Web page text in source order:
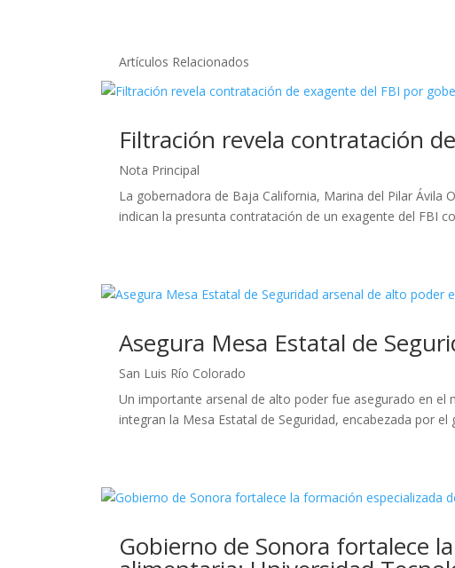
Artículos Relacionados
Filtración revela contratación
Nota Principal
La gobernadora de Baja California, Marina del Pilar Ávila
indican la presunta contratación de un exagente del FBI
Asegura Mesa Estatal de
San Luis Río Colorado
Un importante arsenal de alto poder fue asegurado en
integran la Mesa Estatal de Seguridad, encabezada por
Gobierno de Sonora fortalece